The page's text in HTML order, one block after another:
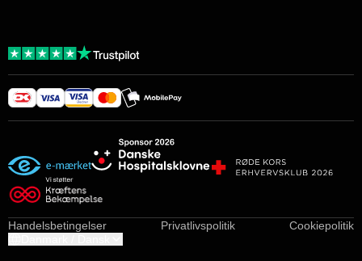
Handelsbetingelser Privatlivspolitik
Cookiepolitik